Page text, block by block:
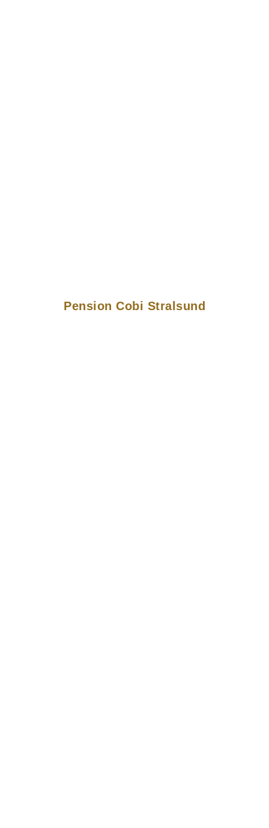
Pension Cobi Stralsund